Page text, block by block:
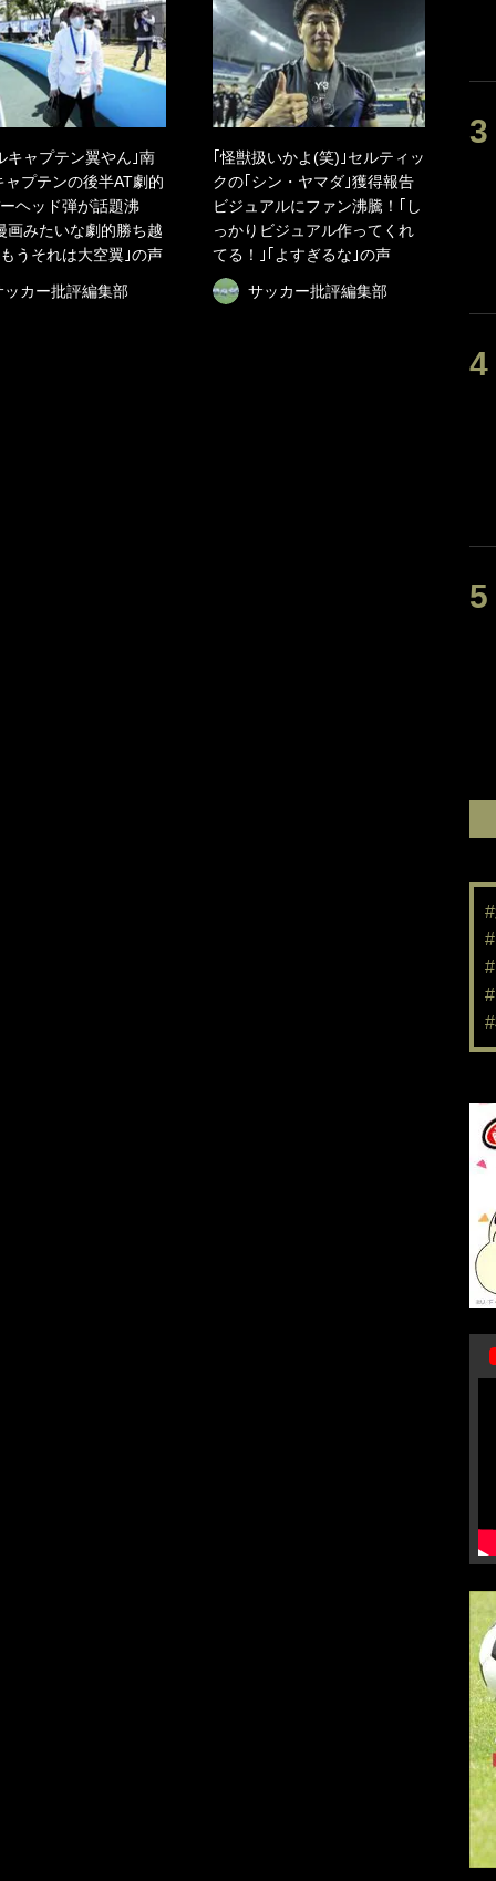
キャプテン翼やん｣南
ャプテンの後半AT劇的
ヘッド弾が話題沸
画みたいな劇的勝ち越
うそれは大空翼｣の声
ッカー批評編集部
｢怪獣扱いかよ(笑)｣セルティッ
クの｢シン・ヤマダ｣獲得報告
ビジュアルにファン沸騰！｢し
っかりビジュアル作ってくれ
てる！｣｢よすぎるな｣の声
サッカー批評編集部